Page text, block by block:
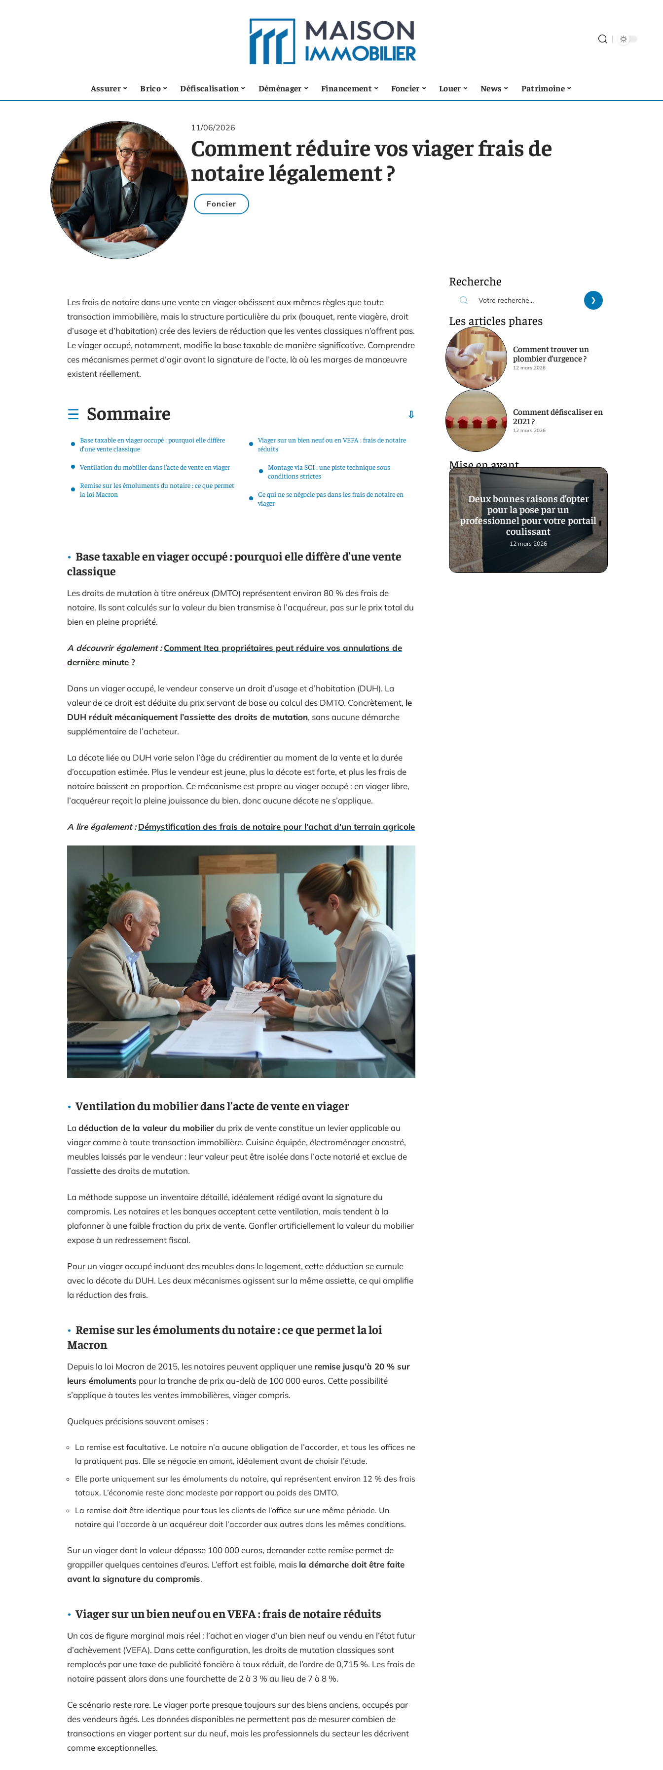
Assurer Brico Défiscalisation Déménager Financement Foncier Louer News Patrimoine
11/06/2026
Comment réduire vos viager frais de
notaire légalement ?
Foncier
Les frais de notaire dans une vente en viager obéissent aux mêmes règles que toute
transaction immobilière, mais la structure particulière du prix (bouquet, rente viagère, droit
d’usage et d’habitation) crée des leviers de réduction que les ventes classiques n’offrent pas.
Le viager occupé, notamment, modifie la base taxable de manière significative. Comprendre
ces mécanismes permet d’agir avant la signature de l’acte, là où les marges de manœuvre
existent réellement.
Sommaire
Base taxable en viager occupé : pourquoi elle diffère
d’une vente classique
Ventilation du mobilier dans l’acte de vente en viager
Remise sur les émoluments du notaire : ce que permet
la loi Macron
Viager sur un bien neuf ou en VEFA : frais de notaire
réduits
Montage via SCI : une piste technique sous
conditions strictes
Ce qui ne se négocie pas dans les frais de notaire en
viager
Base taxable en viager occupé : pourquoi elle diffère d’une vente
classique
Les droits de mutation à titre onéreux (DMTO) représentent environ 80 % des frais de
notaire. Ils sont calculés sur la valeur du bien transmise à l’acquéreur, pas sur le prix total du
bien en pleine propriété.
A découvrir également : Comment Itea propriétaires peut réduire vos annulations de
dernière minute ?
Dans un viager occupé, le vendeur conserve un droit d’usage et d’habitation (DUH). La
valeur de ce droit est déduite du prix servant de base au calcul des DMTO. Concrètement, le
DUH réduit mécaniquement l’assiette des droits de mutation, sans aucune démarche
supplémentaire de l’acheteur.
La décote liée au DUH varie selon l’âge du crédirentier au moment de la vente et la durée
d’occupation estimée. Plus le vendeur est jeune, plus la décote est forte, et plus les frais de
notaire baissent en proportion. Ce mécanisme est propre au viager occupé : en viager libre,
l’acquéreur reçoit la pleine jouissance du bien, donc aucune décote ne s’applique.
A lire également : Démystification des frais de notaire pour l'achat d'un terrain agricole
Ventilation du mobilier dans l’acte de vente en viager
La déduction de la valeur du mobilierdu prix de vente constitue un levier applicable au
viager comme à toute transaction immobilière. Cuisine équipée, électroménager encastré,
meubles laissés par le vendeur : leur valeur peut être isolée dans l’acte notarié et exclue de
l’assiette des droits de mutation.
La méthode suppose un inventaire détaillé, idéalement rédigé avant la signature du
compromis. Les notaires et les banques acceptent cette ventilation, mais tendent à la
plafonner à une faible fraction du prix de vente. Gonfler artificiellement la valeur du mobilier
expose à un redressement fiscal.
Pour un viager occupé incluant des meubles dans le logement, cette déduction se cumule
avec la décote du DUH. Les deux mécanismes agissent sur la même assiette, ce qui amplifie
la réduction des frais.
Remise sur les émoluments du notaire : ce que permet la loi
Macron
Depuis la loi Macron de 2015, les notaires peuvent appliquer une remise jusqu’à 20 % sur
leurs émoluments pour la tranche de prix au-delà de 100 000 euros. Cette possibilité
s’applique à toutes les ventes immobilières, viager compris.
Quelques précisions souvent omises :
La remise est facultative. Le notaire n’a aucune obligation de l’accorder, et tous les offices ne
la pratiquent pas. Elle se négocie en amont, idéalement avant de choisir l’étude.
Elle porte uniquement sur les émoluments du notaire, qui représentent environ 12 % des frais
totaux. L’économie reste donc modeste par rapport au poids des DMTO.
La remise doit être identique pour tous les clients de l’office sur une même période. Un
notaire qui l’accorde à un acquéreur doit l’accorder aux autres dans les mêmes conditions.
Sur un viager dont la valeur dépasse 100 000 euros, demander cette remise permet de
grappiller quelques centaines d’euros. L’effort est faible, mais la démarche doit être faite
avant la signature du compromis.
Viager sur un bien neuf ou en VEFA : frais de notaire réduits
Un cas de figure marginal mais réel : l’achat en viager d’un bien neuf ou vendu en l’état futur
d’achèvement (VEFA). Dans cette configuration, les droits de mutation classiques sont
remplacés par une taxe de publicité foncière à taux réduit, de l’ordre de 0,715 %. Les frais de
notaire passent alors dans une fourchette de 2 à 3 % au lieu de 7 à 8 %.
Ce scénario reste rare. Le viager porte presque toujours sur des biens anciens, occupés par
des vendeurs âgés. Les données disponibles ne permettent pas de mesurer combien de
transactions en viager portent sur du neuf, mais les professionnels du secteur les décrivent
comme exceptionnelles.
Recherche
Les articles phares
Comment trouver un
plombier d’urgence ?
12 mars 2026
Comment défiscaliser en
2021 ?
12 mars 2026
Mise en avant
Deux bonnes raisons d’opter
pour la pose par un
professionnel pour votre portail
coulissant
12 mars 2026